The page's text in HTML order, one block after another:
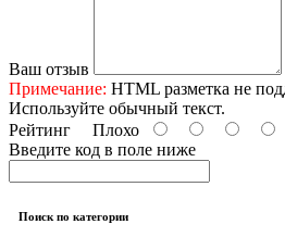
Ваш отзыв
Примечание: HTML разметка не
Используйте обычный текст.
Рейтинг Плохо
Введите код в поле ниже
Поиск по категории